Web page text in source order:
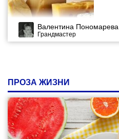
Валентина Пономарева
Грандмастер
ПРОЗА ЖИЗНИ